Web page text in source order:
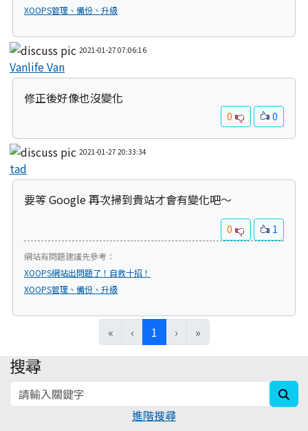
XOOPS管理、備份、升級
2021-01-27 07:06:16
Vanlife Van
修正後好像也沒變化
0 0
2021-01-27 20:33:34
tad
要等 Google 再次掃到貴站才會有變化吧～
0 1
網站有問題建議先參考：
XOOPS網站出問題了！自救十招！
XOOPS管理、備份、升級
« ‹ 1 (current)
› »
:::
搜尋
進階搜尋